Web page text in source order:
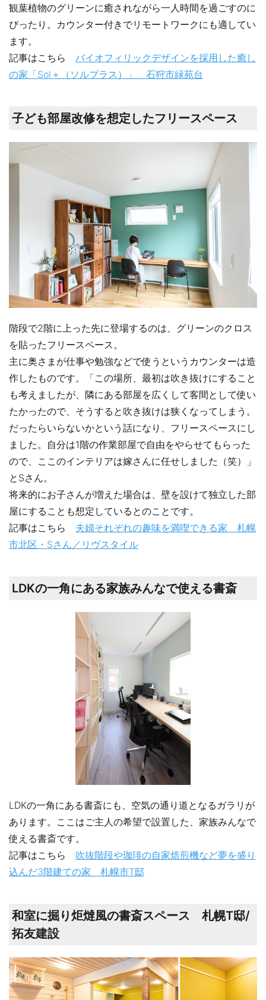
観葉植物のグリーンに癒されながら一人時間を過ごすのに
ぴったり。カウンター付きでリモートワークにも適してい
ます。
記事はこちら バイオフィリックデザインを採用した癒し
の家「Sol＋（ソルプラス）」 石狩市緑苑台
子ども部屋改修を想定したフリースペース
階段で2階に上った先に登場するのは、グリーンのクロス
を貼ったフリースペース。
主に奥さまが仕事や勉強などで使うというカウンターは造
作したものです。「この場所、最初は吹き抜けにすること
も考えましたが、隣にある部屋を広くして客間として使い
たかったので、そうすると吹き抜けは狭くなってしまう。
だったらいらないかという話になり、フリースペースにし
ました。自分は1階の作業部屋で自由をやらせてもらった
ので、ここのインテリアは嫁さんに任せしました（笑）」
とSさん。
将来的にお子さんが増えた場合は、壁を設けて独立した部
屋にすることも想定しているとのことです。
記事はこちら 夫婦それぞれの趣味を満喫できる家 札幌
市北区・Sさん／リヴスタイル
LDKの一角にある家族みんなで使える書斎
LDKの一角にある書斎にも、空気の通り道となるガラリが
あります。ここはご主人の希望で設置した、家族みんなで
使える書斎です。
記事はこちら 吹抜階段や珈琲の自家焙煎機など夢を盛り
込んだ3階建ての家 札幌市T邸
和室に掘り炬燵風の書斎スペース 札幌T邸/
拓友建設